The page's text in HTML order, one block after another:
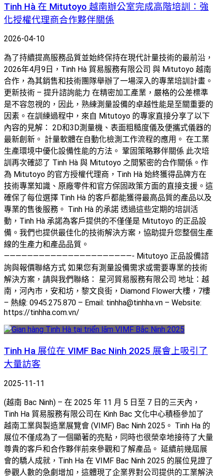
Tinh Hà 在 Mitutoyo 越南辦公室完成高階培訓：強
化授權代理商合作夥伴關係
2026-04-10
為了持續提高服務品質並始終保持在現代計量技術的最前沿，
2026年4月9日，Tinh Hà 貿易服務有限公司 與 Mitutoyo 越南
合作，為其銷售和技術團隊舉辦了一場深入的專業培訓計畫。
更新技術 – 提升諮詢能力 在精密加工產業，嚴格的公差標準
是不容忽視的，因此，熟練測量設備的卓越性能是至關重要的
因素。在訓練過程中，來自 Mitutoyo 的專家直接分享了以下
內容的見解： 2D和3D測量機、表面粗糙度儀及便攜式儀器的
最新創新。 計量軟體在自動化檢測工作流程的應用。 在工業
生產環境中優化設備性能的方法。 鞏固策略夥伴關係 此次培
訓再次確認了 Tinh Hà 與 Mitutoyo 之間緊密的合作關係。作
為 Mitutoyo 的官方授權代理商，Tinh Hà 始終獲得品牌方在
技術專業知識、原廠零件和官方保固政策方面的直接支援。這
確保了每位選擇 Tinh Hà 的客戶都能獲得最高品質的產品以及
專業的售後服務。 Tinh Hà 的承諾 透過這些定期的培訓活
動，Tinh Hà 承諾為客戶提供的不僅僅是 Mitutoyo 的正品設
備。我們也提供最佳化的技術解決方案，協助提升您整個生產
線的生產力和產品品質。
——————————————————————- Mitutoyo 正品設備諮
詢與報價聯絡方式 如果您有測量設備需求或需要專業的技術
解決方案，請與我們聯絡： 星河貿易服務有限公司 地址：越
南，河內市，安和坊，黎文良街，Diamond Flower大樓，7樓
– 熱線: 0945.275.870 – Email: tinhha@tinhha.vn – Website:
https://tinhha.com.vn/
Tinh Ha 展位在 VIMF Bac Ninh 2025 展會上吸引了
大量訪客
2025-11-11
(越南 Bac Ninh) – 在 2025 年 11 月 5 日至 7 日的三天內，
Tinh Ha 貿易服務有限公司在 Kinh Bac 文化中心積極參加了
越南工業與製造業展覽會 (VIMF) Bac Ninh 2025。 Tinh Ha 的
展位不僅成為了一個顯著的亮點，同時也很榮幸地接待了大量
尊貴的客戶和合作夥伴前來參觀和了解產品。 延續前幾屆展
會的驕人成就，Tinh Ha 在 VIMF Bac Ninh 2025 的展位見證了
參觀人數的急劇增加，這體現了企業界對公司提供的工業解決